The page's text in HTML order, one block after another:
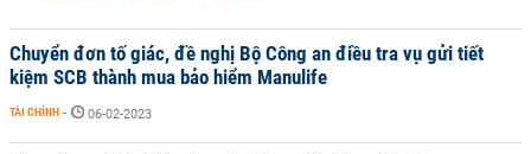
Chuyển đơn tố giác, đề nghị Bộ Công an điều tra vụ gửi tiết
kiệm SCB thành mua bảo hiểm Manulife
TÀI CHÍNH - 06-02-2023